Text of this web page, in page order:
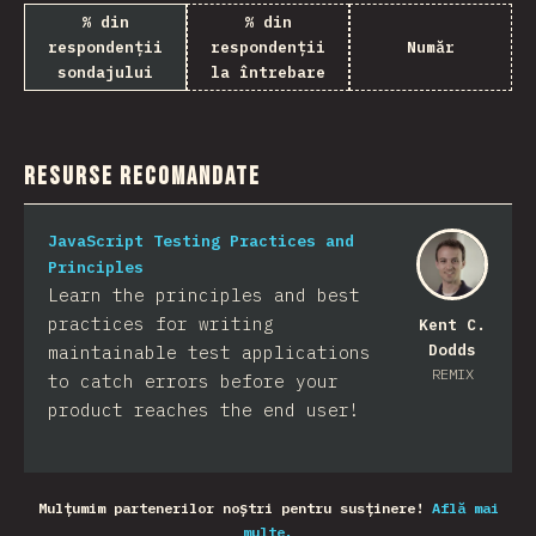
% din
respondenții
sondajului
% din
respondenții
la întrebare
Număr
Resurse recomandate
Kent C.
Dodds
REMIX
JavaScript Testing Practices and
Principles
Learn the principles and best
practices for writing
maintainable test applications
to catch errors before your
product reaches the end user!
Mulțumim partenerilor noștri pentru susținere! Află mai
multe.